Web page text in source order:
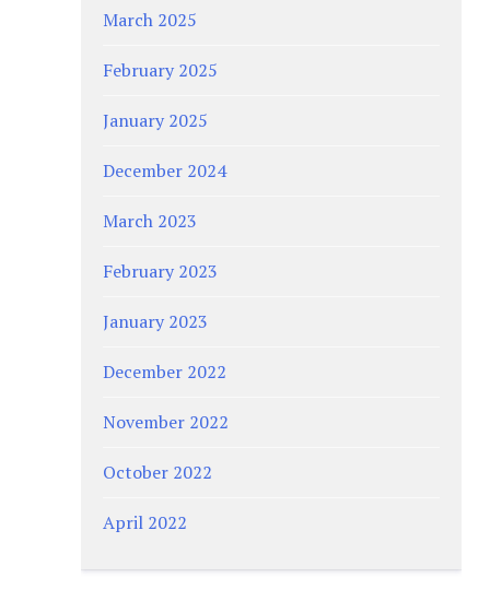
March 2025
February 2025
January 2025
December 2024
March 2023
February 2023
January 2023
December 2022
November 2022
October 2022
April 2022